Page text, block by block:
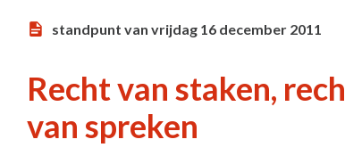
standpunt van vrijdag 16 december 2011
Recht van staken,
van spreken